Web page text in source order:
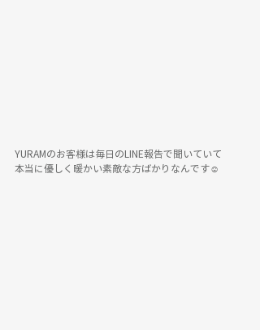
YURAMのお客様は毎日のLINE報告で聞いていて
本当に優しく暖かい素敵な方ばかりなんです☺️